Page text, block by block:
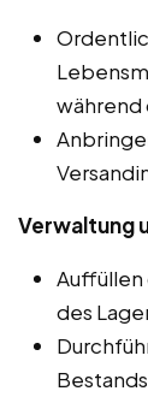
während
Verwaltung
des